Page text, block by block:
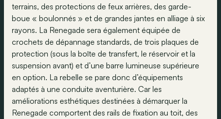
terrains, des protections de feux arrières, des garde-
boue « boulonnés » et de grandes jantes en alliage à six
rayons. La Renegade sera également équipée de
crochets de dépannage standards, de trois plaques de
protection (sous la boîte de transfert, le réservoir et la
suspension avant) et d’une barre lumineuse supérieure
en option. La rebelle se pare donc d’équipements
adaptés à une conduite aventurière. Car les
améliorations esthétiques destinées à démarquer la
Renegade comportent des rails de fixation au toit, des